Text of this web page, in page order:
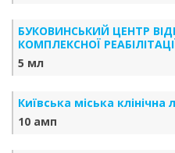
БУКОВИНСЬКИЙ ЦЕНТР
КОМПЛЕКСНОЇ
5 мл
Київська міська клінічна
10 амп